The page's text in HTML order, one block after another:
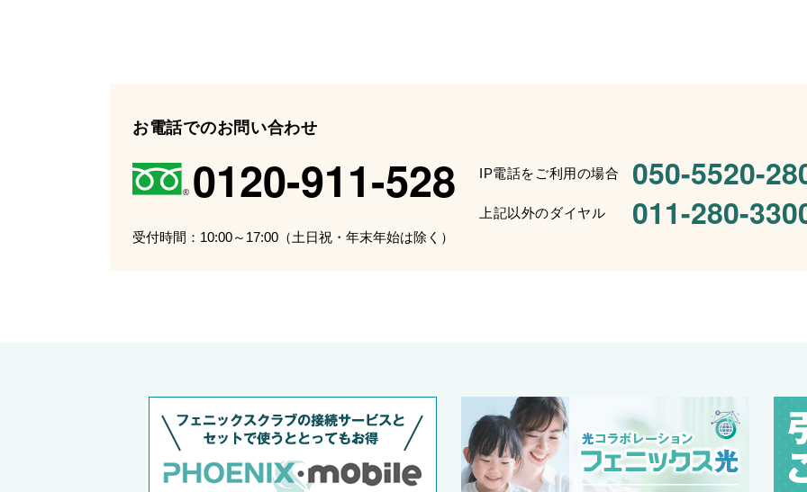
お電話でのお問い合わせ
0120-911-528
受付時間：10:00～17:00（土日祝・年末年始は除く）
IP電話をご利用の場合 050-5520-
上記以外のダイヤル 011-280-